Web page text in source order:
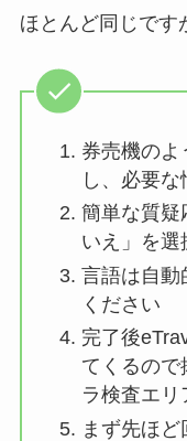
ほとんど同じです
券売機のよ
し、必要
簡単な質疑
いえ」を選
言語は自動
ください
完了後
てくるので
ラ検査エ
まず先ほど